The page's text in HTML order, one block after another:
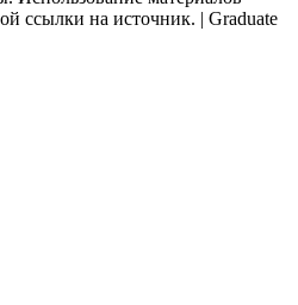
ссылки на источник. | Graduate